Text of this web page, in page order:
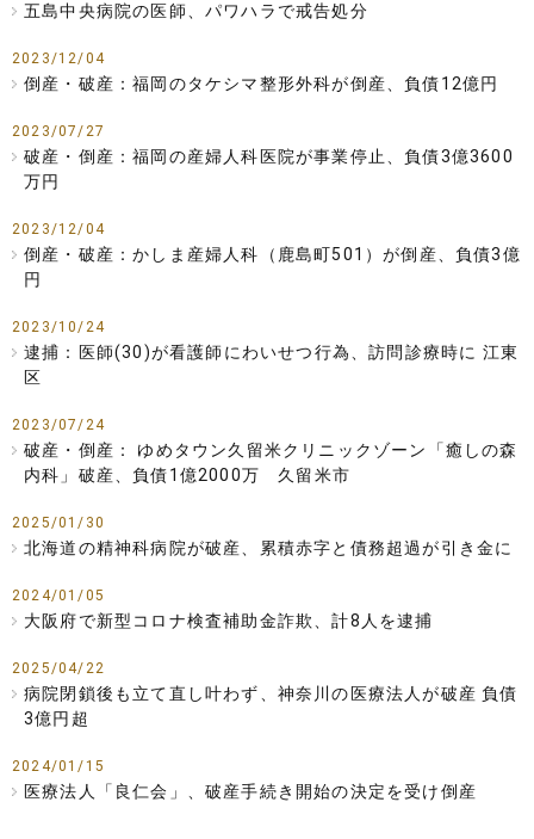
五島中央病院の医師、パワハラで戒告処分
2023/12/04
倒産・破産：福岡のタケシマ整形外科が倒産、負債12億円
2023/07/27
破産・倒産：福岡の産婦人科医院が事業停止、負債3億3600
万円
2023/12/04
倒産・破産：かしま産婦人科（鹿島町501）が倒産、負債3億
円
2023/10/24
逮捕：医師(30)が看護師にわいせつ行為、訪問診療時に 江東
区
2023/07/24
破産・倒産： ゆめタウン久留米クリニックゾーン「癒しの森
内科」破産、負債1億2000万 久留米市
2025/01/30
北海道の精神科病院が破産、累積赤字と債務超過が引き金に
2024/01/05
大阪府で新型コロナ検査補助金詐欺、計8人を逮捕
2025/04/22
病院閉鎖後も立て直し叶わず、神奈川の医療法人が破産 負債
3億円超
2024/01/15
医療法人「良仁会」、破産手続き開始の決定を受け倒産